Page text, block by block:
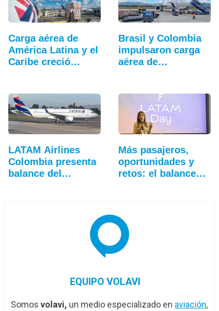
Carga aérea de
América Latina y el
Caribe creció…
Brasil y Colombia
impulsaron carga
aérea de…
LATAM Airlines
Colombia presenta
balance del
Más pasajeros,
oportunidades y
retos: el balance…
EQUIPO VOLAVI
Somosvolavi, un medio especializado en aviación,